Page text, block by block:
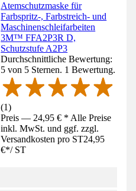
Atemschutzmaske für
Farbspritz-, Farbstreich- und
Maschinenschleifarbeiten
3M™ FFA2P3R D,
Schutzstufe A2P3
Durchschnittliche Bewertung:
5 von 5 Sternen. 1 Bewertung.
(1)
Preis — 24,95 € * Alle Preise
inkl. MwSt. und ggf. zzgl.
Versandkosten pro ST24,95
€*/ ST